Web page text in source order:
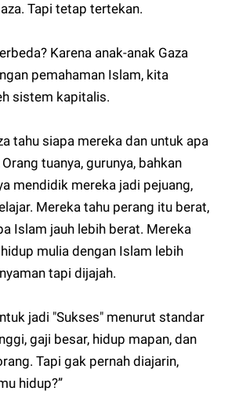
Tapi tetap tertekan.
Karena anak-anak Gaza
pemahaman Islam, kita
sistem kapitalis.
tahu siapa mereka dan untuk apa
tuanya, gurunya, bahkan
mendidik mereka jadi pejuang,
Mereka tahu perang itu berat,
Islam jauh lebih berat. Mereka
mulia dengan Islam lebih
tapi dijajah.
jadi "Sukses" menurut standar
gaji besar, hidup mapan, dan
Tapi gak pernah diajarin,
hidup?”